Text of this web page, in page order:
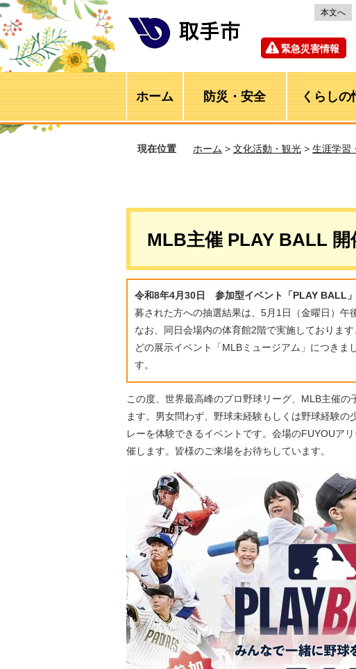
本文へ
緊急災害情報
ホーム 防災・安全 くらしの
現在位置 ホーム > 文化活動・観光 > 生涯学習
MLB主催 PLAY BALL 開
令和8年4月30日 参加型イベント「PLAY BALL」
募された方への抽選結果は、5月1日（金曜日）午
なお、同日会場内の体育館2階で実施しておりま
どの展示イベント「MLBミュージアム」につきま
す。
この度、世界最高峰のプロ野球リーグ、MLB主催
ます。男女問わず、野球未経験もしくは野球経験
レーを体験できるイベントです。会場のFUYOUア
催します。皆様のご来場をお待ちしています。